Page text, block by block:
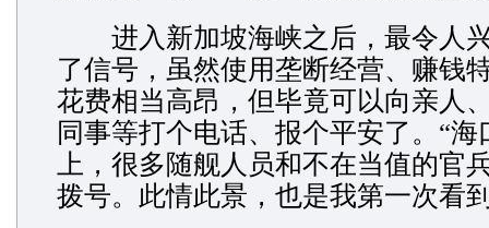
进入新加坡海峡之后，最令人
了信号，虽然使用垄断经营、赚钱
花费相当高昂，但毕竟可以向亲人
同事等打个电话、报个平安了。“海
上，很多随舰人员和不在当值的官
拨号。此情此景，也是我第一次看